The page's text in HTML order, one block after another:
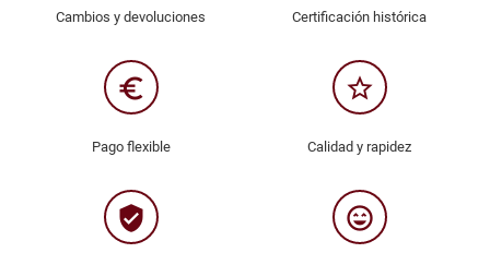
Cambios y devoluciones Certificación histórica
euro_symbol
Pago flexible
star_border
Calidad y rapidez
verified_user sentiment_very_satisfied